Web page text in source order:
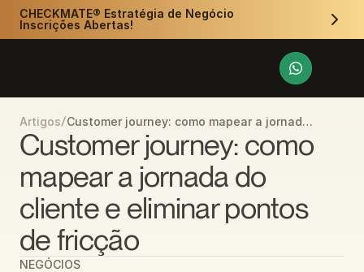
Artigos/Customer journey: como mapear a jornada
do cliente e eliminar pontos de fricção
Customer journey: como
mapear a jornada do
cliente e eliminar pontos
de fricção
NEGÓCIOS
CHECKMATE® Estratégia de Negócio
Inscrições Abertas!